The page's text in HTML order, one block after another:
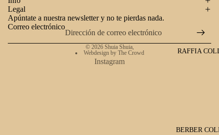
RAFFIA
BERBER
Legal
Apúntate a nuestra newsletter y no te pierdas nada.
Correo electrónico
© 2026 Shuia Shuia,
Webdesign by The Crowd
Instagram